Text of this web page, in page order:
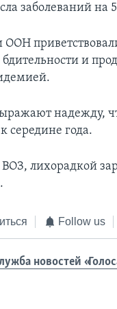
заболеваний на
ООН
и
надежду,
середине года.
лихорадкой
Follow us
новостей